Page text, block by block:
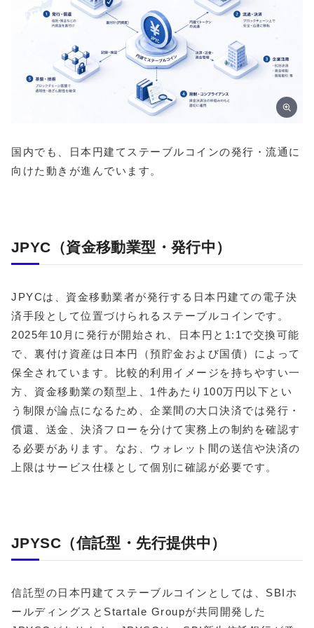
国内でも、日本円建てステーブルコインの発行・流通に
向けた動きが進んでいます。
JPYC（資金移動業型・発行中）
JPYCは、資金移動業者が発行する日本円建ての電子決
済手段として位置づけられるステーブルコインです。
2025年10月に発行が開始され、日本円と1:1で交換可能
で、裏付け資産は日本円（預貯金および国債）によって
保全されています。比較的利用イメージを持ちやすい一
方、資金移動業の類型上、1件あたり100万円以下とい
う制限が論点になるため、企業間の大口決済では発行・
償還、送金、決済フローを分けて実務上の制約を確認す
る必要があります。なお、ウォレット間の送信や決済の
上限はサービス仕様として個別に確認が必要です。
JPYSC（信託型・先行提供中）
信託型の日本円建てステーブルコインとしては、SBIホ
ールディングスとStartale Groupが共同開発した